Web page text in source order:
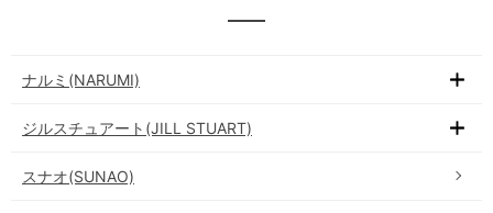
ナルミ(NARUMI)
ジルスチュアート(JILL STUART)
スナオ(SUNAO)